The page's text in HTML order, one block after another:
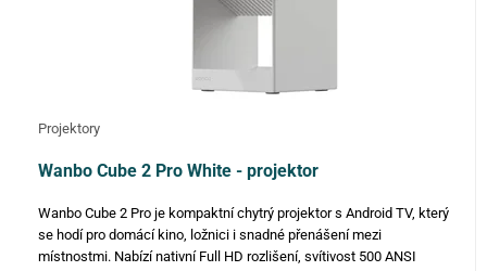
Projektory
Wanbo Cube 2 Pro White - projektor
Wanbo Cube 2 Pro je kompaktní chytrý projektor s Android TV, který
se hodí pro domácí kino, ložnici i snadné přenášení mezi
místnostmi. Nabízí nativní Full HD rozlišení, svítivost 500 ANSI